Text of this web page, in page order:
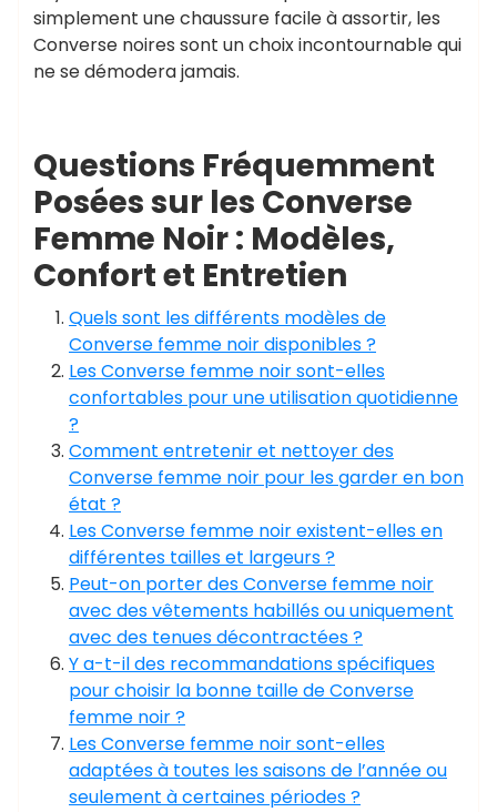
simplement une chaussure facile à assortir, les
Converse noires sont un choix incontournable qui
ne se démodera jamais.
Questions Fréquemment
Posées sur les Converse
Femme Noir : Modèles,
Confort et Entretien
Quels sont les différents modèles de
Converse femme noir disponibles ?
Les Converse femme noir sont-elles
confortables pour une utilisation quotidienne
?
Comment entretenir et nettoyer des
Converse femme noir pour les garder en bon
état ?
Les Converse femme noir existent-elles en
différentes tailles et largeurs ?
Peut-on porter des Converse femme noir
avec des vêtements habillés ou uniquement
avec des tenues décontractées ?
Y a-t-il des recommandations spécifiques
pour choisir la bonne taille de Converse
femme noir ?
Les Converse femme noir sont-elles
adaptées à toutes les saisons de l’année ou
seulement à certaines périodes ?